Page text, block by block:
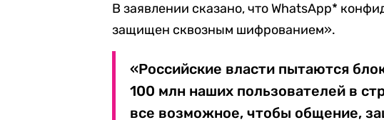
В заявлении сказано, что WhatsApp*
защищен сквозным шифрованием».
«Российские власти пытаются
100 млн наших пользователей в
все возможное, чтобы общение,